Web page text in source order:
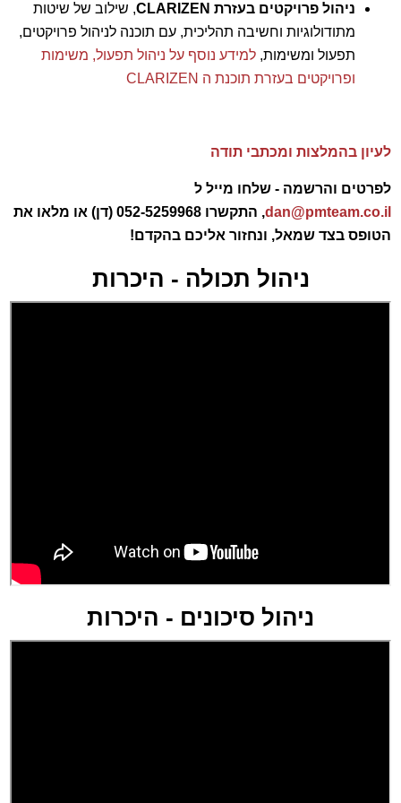
ניהול פרויקטים בעזרת CLARIZEN
, שילוב של שיטות
מתודולוגיות וחשיבה תהליכית, עם תוכנה לניהול פרויקטים,
תפעול ומשימות,למידע נוסף על ניהול תפעול, משימות
ופרויקטים בעזרת תוכנת ה CLARIZEN
לעיון בהמלצות ומכתבי תודה
לפרטים והרשמה - שלחו מייל ל
dan@pmteam.co.il
,
התקשרו 052-5259968 (דן) או מלאו את
הטופס בצד שמאל, ונחזור אליכם בהקדם!
ניהול תכולה - היכרות
ניהול סיכונים - היכרות